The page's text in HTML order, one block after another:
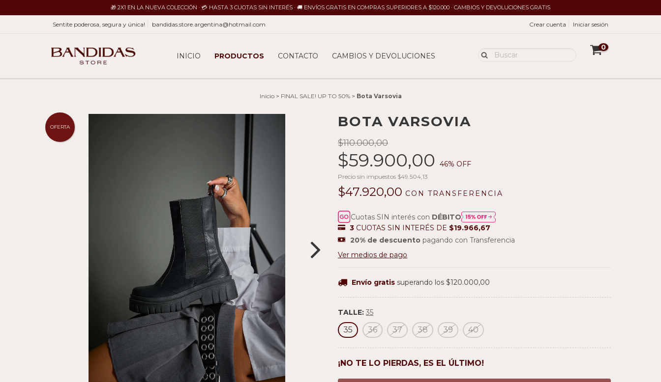
🎁 2X1 EN LA NUEVA COLECCIÓN · 💳 HASTA 3 CUOTAS SIN INTERÉS · 🚚 ENVÍOS GRATIS EN COMPRAS SUPERIORES A $120.000 · CAMBIOS Y DEVOLUCIONES GRATIS
Sentite poderosa, segura y única! bandidas.store.argentina@hotmail.com Crear cuenta Iniciar sesión
INICIO PRODUCTOS CONTACTO CAMBIOS Y DEVOLUCIONES
0
Inicio > FINAL SALE! UP TO 50% > Bota Varsovia
OFERTA BOTA VARSOVIA
$110.000,00
$59.900,00 46% OFF
Precio sin impuestos $49.504,13
$47.920,00 CON TRANSFERENCIA
Cuotas SIN interés con DÉBITO
3 CUOTAS SIN INTERÉS DE $19.966,67
20% de descuento pagando con Transferencia
Ver medios de pago
Envío gratis superando los $120.000,00
TALLE: 35
35 36 37 38 39 40
¡NO TE LO PIERDAS, ES EL ÚLTIMO!